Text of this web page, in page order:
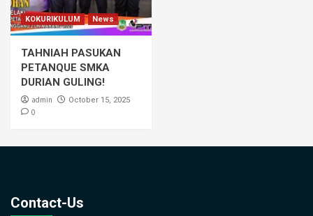
KOKURIKULUM News
TAHNIAH PASUKAN
PETANQUE SMKA
DURIAN GULING!
admin October 15, 2025
0
Contact-Us